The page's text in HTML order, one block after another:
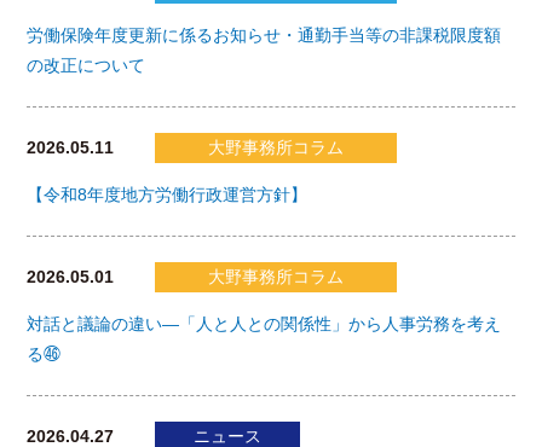
労働保険年度更新に係るお知らせ・通勤手当等の非課税限度額
の改正について
2026.05.11 大野事務所コラム
【令和8年度地方労働行政運営方針】
2026.05.01 大野事務所コラム
対話と議論の違い―「人と人との関係性」から人事労務を考え
る㊻
2026.04.27 ニュース